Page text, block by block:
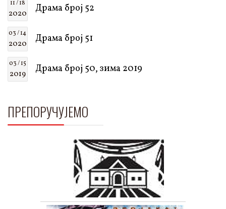
11 / 18
2020 Драма број 52
03 / 14
2020 Драма број 51
03 / 15
2019 Драма број 50, зима 2019
ПРЕПОРУЧУЈЕМО